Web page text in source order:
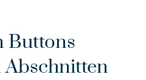
Buttons